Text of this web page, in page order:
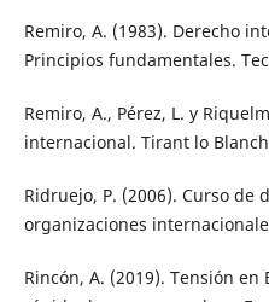
Remiro, A. (1983). Derecho
Principios fundamentales.
Remiro, A., Pérez, L. y
internacional. Tirant lo
Ridruejo, P. (2006). Curso
organizaciones
Rincón, A. (2019). Tensión